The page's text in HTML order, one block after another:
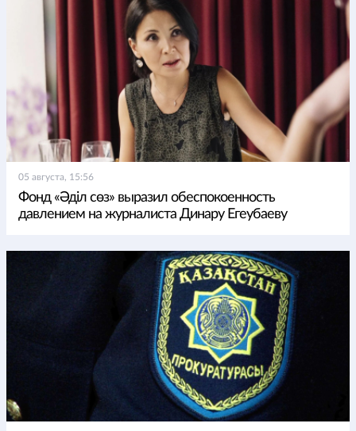
05 августа, 15:56
Фонд «Әділ сөз» выразил обеспокоенность
давлением на журналиста Динару Егеубаеву